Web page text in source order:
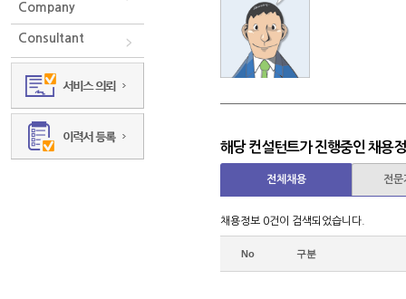
Company
Consultant
해당 컨설턴트가 진행중인 채용
전체채용 전문
채용정보 0건이 검색되었습니다.
No 구분